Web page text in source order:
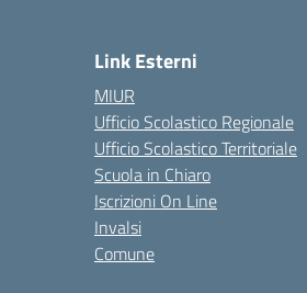
Link Esterni
MIUR
Ufficio Scolastico Regionale
Ufficio Scolastico Territoriale
Scuola in Chiaro
Iscrizioni On Line
Invalsi
Comune